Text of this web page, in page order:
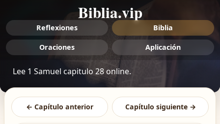
Biblia.vip
Reflexiones Biblia
Oraciones Aplicación
Lee 1 Samuel capitulo 28 online.
← Capítulo anterior Capítulo siguiente →